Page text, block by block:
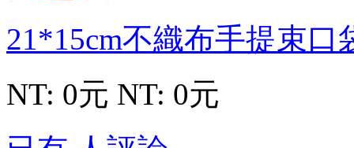
21*15cm不織布手提束口
NT: 0元 NT: 0元